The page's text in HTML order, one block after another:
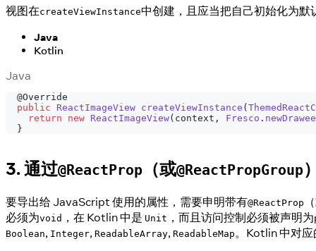
视图在createViewInstance中创建，且应当把自己初始化为
Java
Kotlin
Java
@Override
public
ReactImageView createViewInstance (
return
new ReactImageView( context , Fresco .
}
3. 通过@ReactProp （或@ReactPropGroup
要导出给 JavaScript 使用的属性，需要申明带有@ReactProp
必须为void ，在 Kotlin 中是 Unit ，而且访问控制必须被声明为
Boolean, Integer, ReadableArray, ReadableMap 。Kotlin 中对